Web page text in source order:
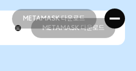
METAMASK 다운로드
METAMASK 다운로드
METAMASK 다운로드